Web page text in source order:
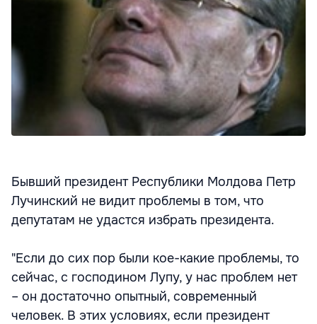
Бывший президент Республики Молдова Петр
Лучинский не видит проблемы в том, что
депутатам не удастся избрать президента.
"Если до сих пор были кое-какие проблемы, то
сейчас, с господином Лупу, у нас проблем нет
– он достаточно опытный, современный
человек. В этих условиях, если президент